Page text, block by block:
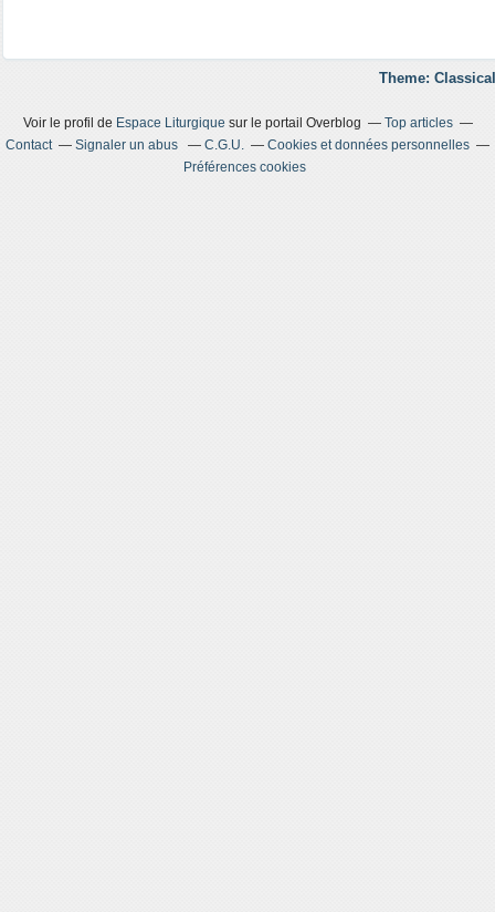
Theme:
Voir le profil de Espace Liturgiquesur le portail Overblog
Top articles
Contact
Signaler un abus C.G.U.
Cookies et données personnelles
Préférences cookies